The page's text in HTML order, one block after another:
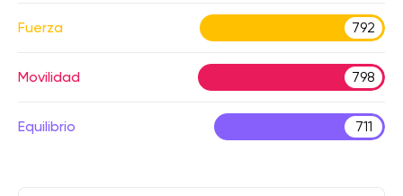
Fuerza 792
Movilidad 798
Equilibrio 711